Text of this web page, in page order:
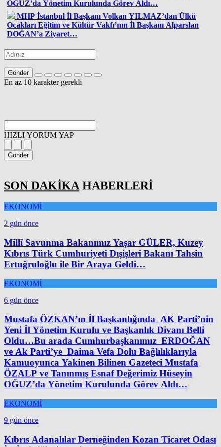
OĞUZ’da Yönetim Kurulunda Görev Aldı…
MHP İstanbul İl Başkanı Volkan YILMAZ’dan Ülkü
Ocakları Eğitim ve Kültür Vakfı’nın İl Başkanı Alparslan
DOĞAN’a Ziyaret…
Gönder
En az 10 karakter gerekli
HIZLI YORUM YAP
Gönder
SON DAKİKA HABERLERİ
EKONOMİ
2 gün önce
Millî Savunma Bakanımız Yaşar GÜLER, Kuzey
Kıbrıs Türk Cumhuriyeti Dışişleri Bakanı Tahsin
Ertuğruloğlu ile Bir Araya Geldi…
EKONOMİ
6 gün önce
Mustafa ÖZKAN’ın İl Başkanlığında AK Parti’nin
Yeni İl Yönetim Kurulu ve Başkanlık Divanı Belli
Oldu…Bu arada Cumhurbaşkanımız ERDOĞAN
ve Ak Parti’ye Daima Vefa Dolu Bağlılıklarıyla
Kamuoyunca Yakinen Bilinen Gazeteci Mustafa
ÖZALP ve Tanınmış Esnaf Değerimiz Hüseyin
OĞUZ’da Yönetim Kurulunda Görev Aldı…
EKONOMİ
9 gün önce
Kıbrıs Adanalılar Derneğinden Kozan Ticaret Odası